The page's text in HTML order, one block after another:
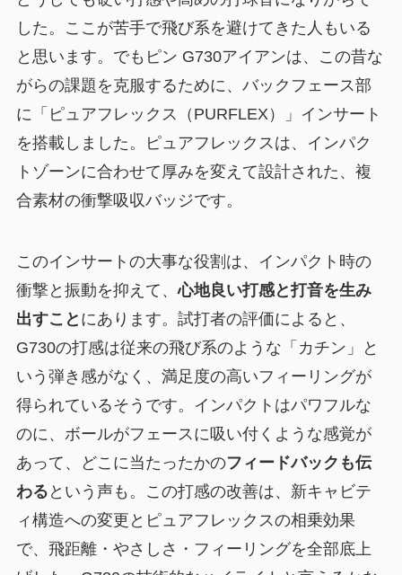
した。ここが苦手で飛び系を避けてきた人もいる
と思います。でもピン G730アイアンは、この昔な
がらの課題を克服するために、バックフェース部
に「ピュアフレックス（PURFLEX）」インサート
を搭載しました。ピュアフレックスは、インパク
トゾーンに合わせて厚みを変えて設計された、複
合素材の衝撃吸収バッジです。
このインサートの大事な役割は、インパクト時の
衝撃と振動を抑えて、心地良い打感と打音を生み
出すこと にあります。試打者の評価によると、
G730の打感は従来の飛び系のような「カチン」と
いう弾き感がなく、満足度の高いフィーリングが
得られているそうです。インパクトはパワフルな
のに、ボールがフェースに吸い付くような感覚が
あって、どこに当たったかのフィードバックも伝
わる という声も。この打感の改善は、新キャビテ
ィ構造への変更とピュアフレックスの相乗効果
で、飛距離・やさしさ・フィーリングを全部底上